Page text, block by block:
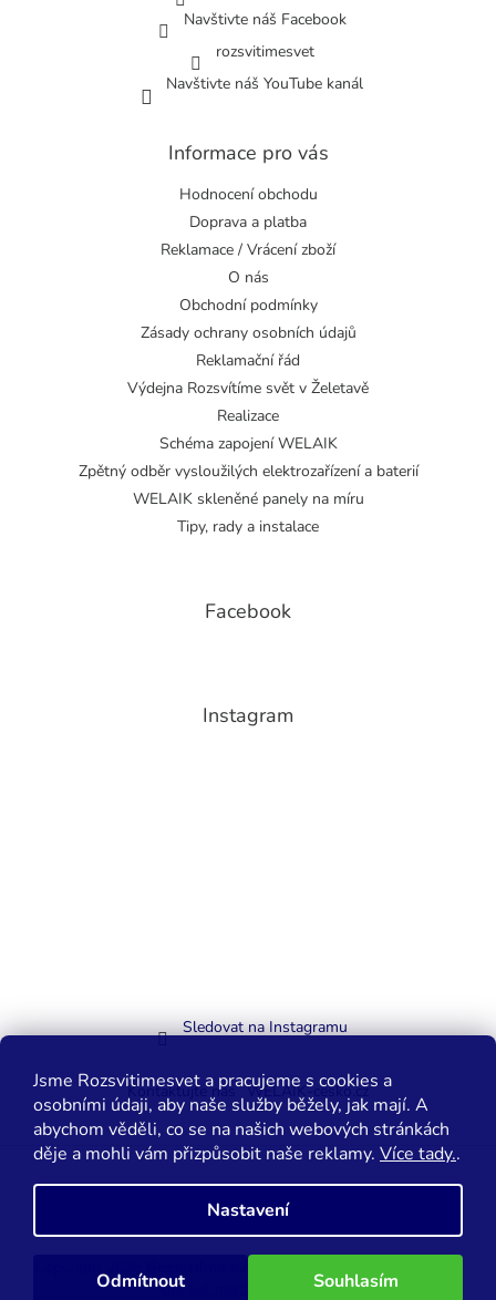
Jsme Rozsvitimesvet a pracujeme s cookies a
osobními údaji, aby naše služby běžely, jak mají. A
abychom věděli, co se na našich webových stránkách
děje a mohli vám přizpůsobit naše reklamy. Více tady..
Nastavení
Odmítnout Souhlasím
Navštivte náš Facebook
rozsvitimesvet
Navštivte náš YouTube kanál
Informace pro vás
Hodnocení obchodu
Doprava a platba
Reklamace / Vrácení zboží
O nás
Obchodní podmínky
Zásady ochrany osobních údajů
Reklamační řád
Výdejna Rozsvítíme svět v Želetavě
Realizace
Schéma zapojení WELAIK
Zpětný odběr vysloužilých elektrozařízení a baterií
WELAIK skleněné panely na míru
Tipy, rady a instalace
Facebook
Instagram
Sledovat na Instagramu
Kontaktujte nás WELAIK-cesko.cz
Vytvořil Shoptet
Copyright 2026
. Všechna práva vyhrazena.
Upravit nastavení cookies